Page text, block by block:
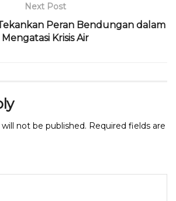
Next Post
Peran Bendungan dalam
Mengatasi Krisis Air
not be published. Required fields are